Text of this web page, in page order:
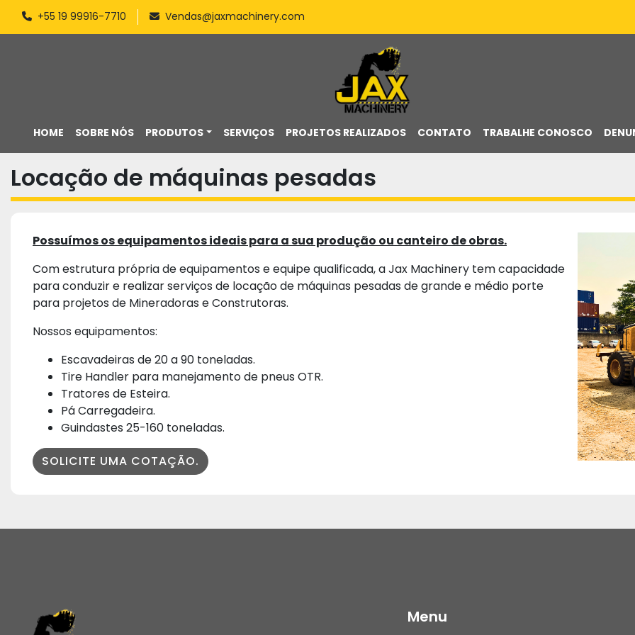
+55 19 99916-7710 Vendas@jaxmachinery.com
HOME PRODUTOS
SOBRE NÓS SERVIÇOS PROJETOS REALIZADOS CONTATO TRABALHE CONOSCO
Locação de máquinas pesadas
Possuímos os equipamentos ideais para a sua produção ou canteiro de obras.
Com estrutura própria de equipamentos e equipe qualificada, a Jax Machinery tem capacidade
para conduzir e realizar serviços de locação de máquinas pesadas de grande e médio porte
para projetos de Mineradoras e Construtoras.
Nossos equipamentos:
Escavadeiras de 20 a 90 toneladas.
Tire Handler para manejamento de pneus OTR.
Tratores de Esteira.
Pá Carregadeira.
Guindastes 25-160 toneladas.
SOLICITE UMA COTAÇÃO.
Menu